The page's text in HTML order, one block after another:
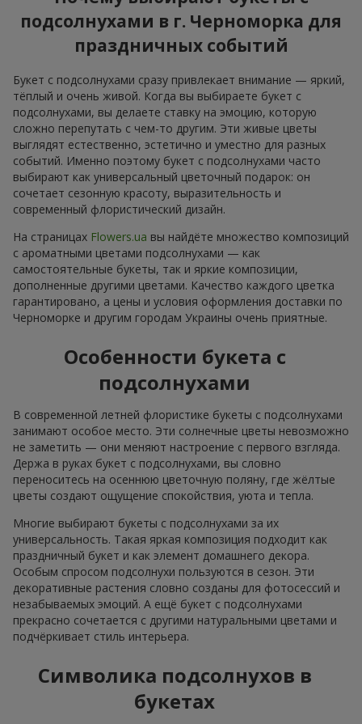
подсолнухами в г. Черноморка для
праздничных событий
Букет с подсолнухами сразу привлекает внимание — яркий,
тёплый и очень живой. Когда вы выбираете букет с
подсолнухами, вы делаете ставку на эмоцию, которую
сложно перепутать с чем-то другим. Эти живые цветы
выглядят естественно, эстетично и уместно для разных
событий. Именно поэтому букет с подсолнухами часто
выбирают как универсальный цветочный подарок: он
сочетает сезонную красоту, выразительность и
современный флористический дизайн.
На страницах Flowers.ua вы найдёте множество композиций
с ароматными цветами подсолнухами — как
самостоятельные букеты, так и яркие композиции,
дополненные другими цветами. Качество каждого цветка
гарантировано, а цены и условия оформления доставки по
Черноморке и другим городам Украины очень приятные.
Особенности букета с
подсолнухами
В современной летней флористике букеты с подсолнухами
занимают особое место. Эти солнечные цветы невозможно
не заметить — они меняют настроение с первого взгляда.
Держа в руках букет с подсолнухами, вы словно
переноситесь на осеннюю цветочную поляну, где жёлтые
цветы создают ощущение спокойствия, уюта и тепла.
Многие выбирают букеты с подсолнухами за их
универсальность. Такая яркая композиция подходит как
праздничный букет и как элемент домашнего декора.
Особым спросом подсолнухи пользуются в сезон. Эти
декоративные растения словно созданы для фотосессий и
незабываемых эмоций. А ещё букет с подсолнухами
прекрасно сочетается с другими натуральными цветами и
подчёркивает стиль интерьера.
Символика подсолнухов в
букетах